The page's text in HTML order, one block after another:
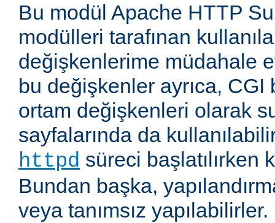
Bu modül Apache HTTP
modülleri tarafınan
değişkenlerime müdahale
bu değişkenler ayrıca,
ortam değişkenleri olarak
sayfalarında da
httpd süreci başlatılırken
Bundan başka,
veya tanımsız yapılabilirler.